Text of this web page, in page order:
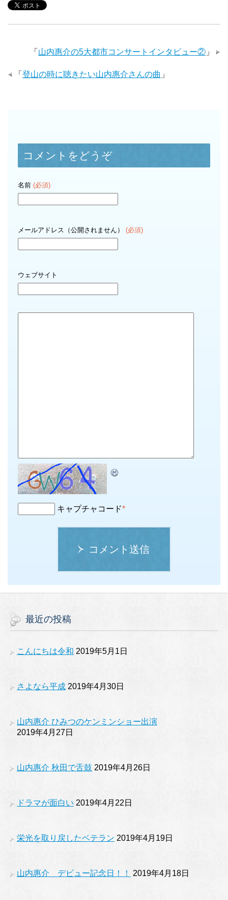
「 山内惠介の5大都市コンサートインタビュー② 」
「 登山の時に聴きたい山内惠介さんの曲 」
コメントをどうぞ
名前 (必須)
メールアドレス（公開されません） (必須)
ウェブサイト
キャプチャコード*
コメント送信
最近の投稿
こんにちは令和 2019年5月1日
さよなら平成 2019年4月30日
山内惠介 ひみつのケンミンショー出演
2019年4月27日
山内惠介 秋田で舌鼓 2019年4月26日
ドラマが面白い 2019年4月22日
栄光を取り戻したベテラン 2019年4月19日
山内惠介 デビュー記念日！！ 2019年4月18日